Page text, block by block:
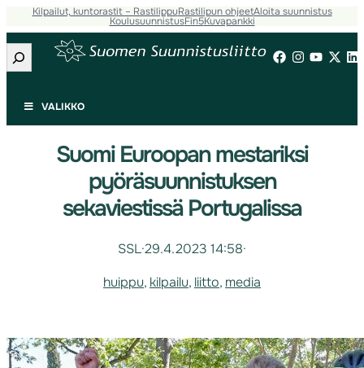
Kilpailut, kuntorastit – RastilippuRastilipun ohjeetAloita suunnistus
KoulusuunnistusFin5Kuvapankki
Etsi
VALIKKO
Suomi Euroopan mestariksi
pyöräsuunnistuksen
sekaviestissä Portugalissa
SSL·29.4.2023 14:58·
huippu, kilpailu, liitto, media